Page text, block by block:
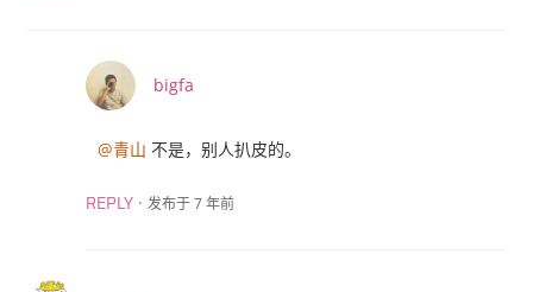
bigfa
@青山 不是，别人扒皮的。
REPLY · 发布于 7 年前